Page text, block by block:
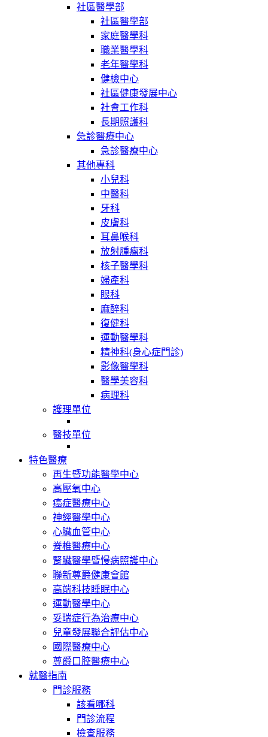
社區醫學部
社區醫學部
家庭醫學科
職業醫學科
老年醫學科
健檢中心
社區健康發展中心
社會工作科
長期照護科
急診醫療中心
急診醫療中心
其他專科
小兒科
中醫科
牙科
皮膚科
耳鼻喉科
放射腫瘤科
核子醫學科
婦產科
眼科
麻醉科
復健科
運動醫學科
精神科(身心症門診)
影像醫學科
醫學美容科
病理科
護理單位
醫技單位
特色醫療
再生暨功能醫學中心
高壓氧中心
癌症醫療中心
神經醫學中心
心臟血管中心
脊椎醫療中心
腎臟醫學暨慢病照護中心
聯新尊爵健康會館
高端科技睡眠中心
運動醫學中心
妥瑞症行為治療中心
兒童發展聯合評估中心
國際醫療中心
尊爵口腔醫療中心
就醫指南
門診服務
該看哪科
門診流程
檢查服務